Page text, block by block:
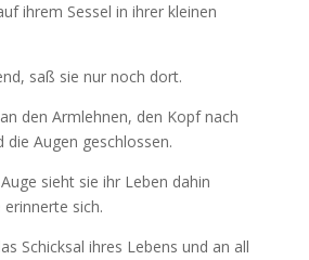
ihrem Sessel in ihrer kleinen
saß sie nur noch dort.
den Armlehnen, den Kopf nach
die Augen geschlossen.
sieht sie ihr Leben dahin
sich.
Schicksal ihres Lebens und an all